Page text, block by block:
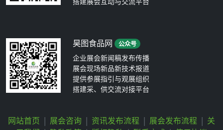
昊图食品网 公众号
企业展会新闻稿发布传播
展会现场新品新技术报道
提供参展指引与观展组织
搭建采、供交流对接平台
网站首页 | 展会咨询 | 资讯发布流程 | 展会发布流程 | 关